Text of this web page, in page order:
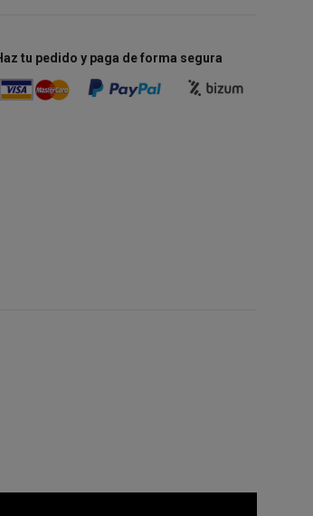
tu pedido y paga de forma segura